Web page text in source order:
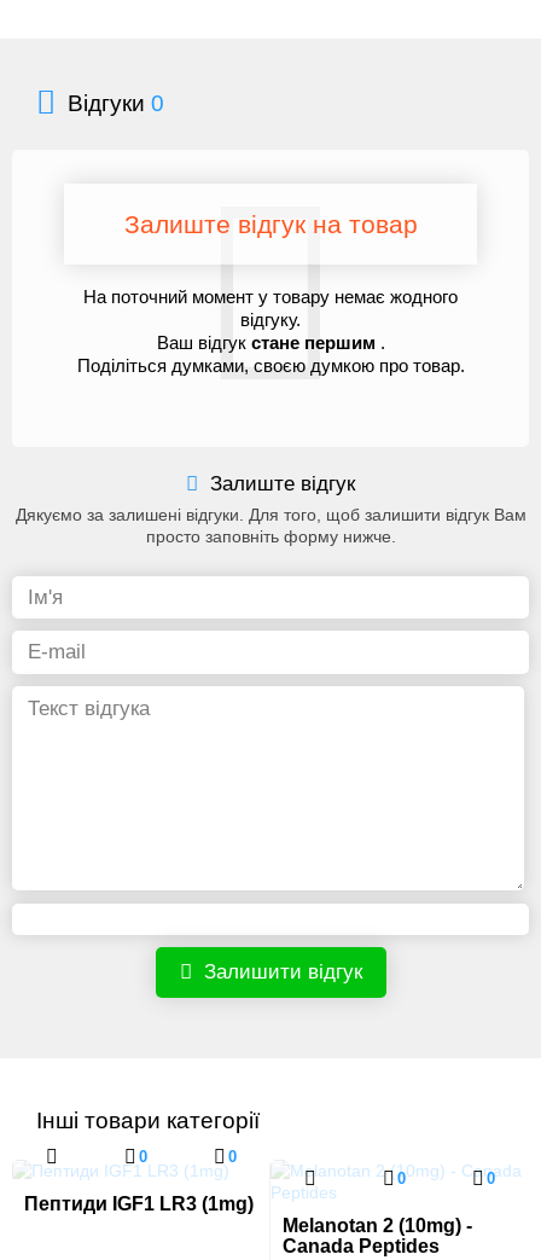
Відгуки 0
Залиште відгук на товар
На поточний момент у товару немає жодного
відгуку.
Ваш відгук стане першим .
Поділіться думками, своєю думкою про товар.
Залиште відгук
Дякуємо за залишені відгуки. Для того, щоб залишити відгук Вам
просто заповніть форму нижче.
Залишити відгук
Інші товари категорії
0 0
Пептиди IGF1 LR3 (1mg)
0 0
Melanotan 2 (10mg) -
Canada Peptides